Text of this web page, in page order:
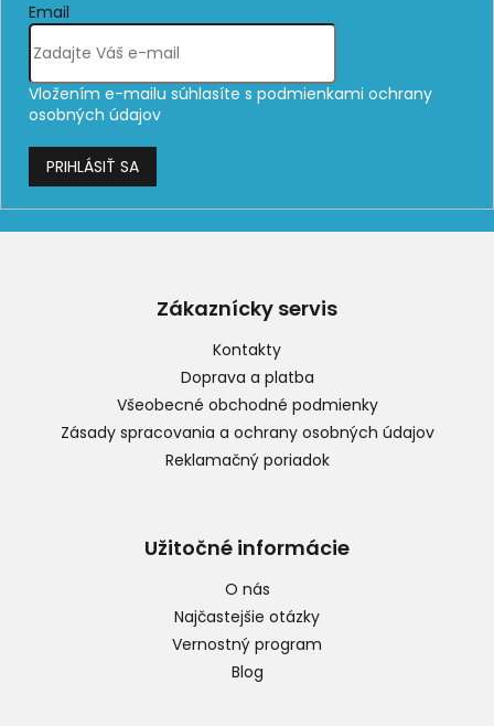
Email
Vložením e-mailu súhlasíte s podmienkami ochrany
osobných údajov
PRIHLÁSIŤ SA
Zákaznícky servis
Kontakty
Doprava a platba
Všeobecné obchodné podmienky
Zásady spracovania a ochrany osobných údajov
Reklamačný poriadok
Užitočné informácie
O nás
Najčastejšie otázky
Vernostný program
Blog